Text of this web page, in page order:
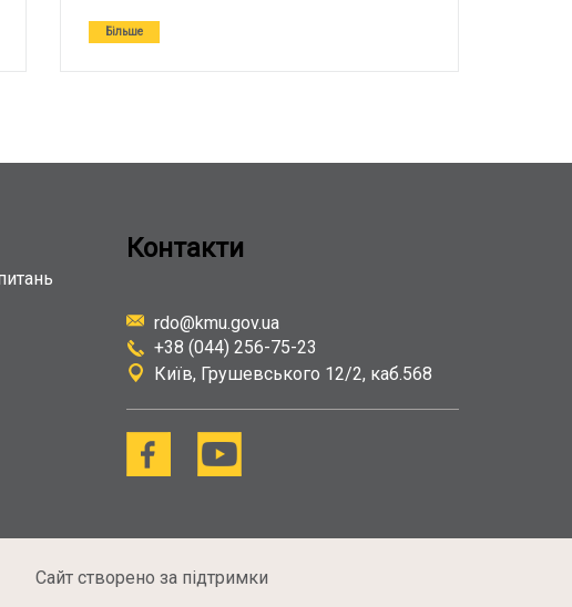
Більше
Контакти
rdo@kmu.gov.ua
+38 (044) 256-75-23
Київ Грушевського 12/2, каб.568
Сайт створено за підтримки